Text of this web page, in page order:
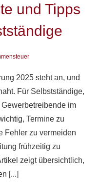
und Tipps
2025 steht an, und
Für Selbstständige,
im
Termine zu
Fehler zu vermeiden
frühzeitig zu
zeigt übersichtlich,
[...]